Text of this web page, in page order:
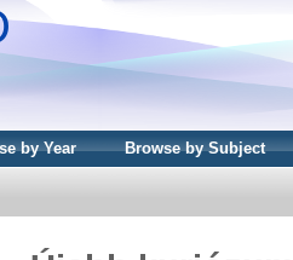
by Year Browse by Subject